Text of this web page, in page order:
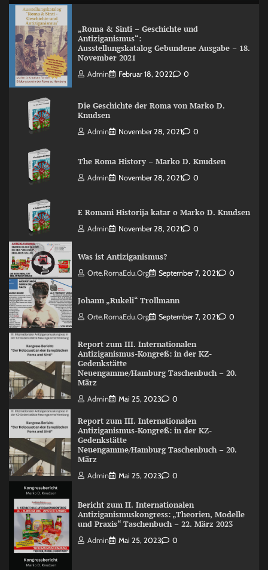
„Roma & Sinti – Geschichte und
Antiziganismus“:
Ausstellungskatalog Gebundene Ausgabe – 18.
November 2021
Admin Februar 18, 2022 0
Die Geschichte der Roma von Marko D.
Knudsen
Admin November 28, 2021 0
The Roma History – Marko D. Knudsen
Admin November 28, 2021 0
E Romani Historija katar o Marko D. Knudsen
Admin November 28, 2021 0
Was ist Antiziganismus?
Orte.RomaEdu.org September 7, 2021 0
Johann „Rukeli“ Trollmann
Orte.RomaEdu.org September 7, 2021 0
Report zum III. Internationalen
Antiziganismus-Kongreß: in der KZ-
Gedenkstätte
Neuengamme/Hamburg Taschenbuch – 20.
März
Admin Mai 25, 2023 0
Report zum III. Internationalen
Antiziganismus-Kongreß: in der KZ-
Gedenkstätte
Neuengamme/Hamburg Taschenbuch – 20.
März
Admin Mai 25, 2023 0
Bericht zum II. Internationalen
Antiziganismuskongress: „Theorien, Modelle
und Praxis“ Taschenbuch – 22. März 2023
Admin Mai 25, 2023 0